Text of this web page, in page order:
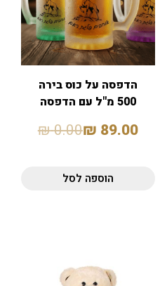
הדפסה על כוס בירה
500 מ"ל עם הדפסה
89.00
₪
0.00
₪
הוספה לסל